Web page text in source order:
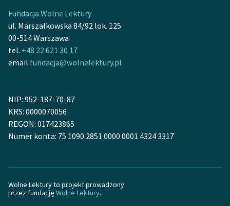
Kolekcje edukacyjne
twórców przechodzących
do domeny publicznej,
lektur szkolnych oraz
Odkurzamy bohaterów
Szkoła Poezji Wolnych
Lektur
O projekcie
Fundacja Wolne Lektury
ul. Marszałkowska 84/92 lok. 125
00-514 Warszawa
tel. +48 22 621 30 17
email fundacja@wolnelektury.pl
NIP: 952-187-70-87
KRS: 0000070056
REGON: 017423865
Numer konta: 75 1090 2851 0000 0001 4324 3317
Wolne Lektury to projekt prowadzony
przez fundację Wolne Lektury.